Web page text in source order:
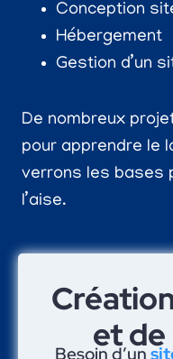
Conception
Hébergement
Gestion d’un
De nombreux
pour apprendre le
verrons les bases
l’aise.
et
Besoin d’un